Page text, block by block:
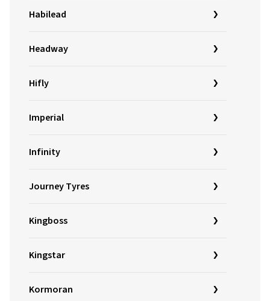
Habilead
Headway
Hifly
Imperial
Infinity
Journey Tyres
Kingboss
Kingstar
Kormoran